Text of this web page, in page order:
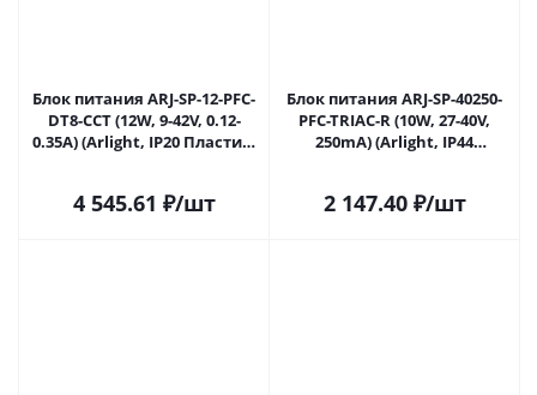
Блок питания ARJ-SP-12-PFC-
DT8-ССT (12W, 9-42V, 0.12-
0.35А) (Arlight, IP20 Пластик,
4 545.61 ₽/шт
Блок питания ARJ-SP-40250-
PFC-TRIAC-R (10W, 27-40V,
250mA) (Arlight, IP44
2 147.40₽/шт